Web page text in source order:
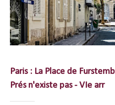
Paris : La Place de
Prés n'existe pas - VIe arr